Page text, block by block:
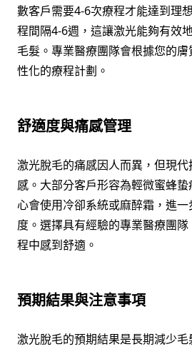
數客戶需要4-6次療程才能達到理
程間隔4-6週，這讓激光能夠有效
毛髮。專業醫療團隊會根據您的
性化的療程計劃。
舒適度與痛感管理
激光脫毛的痛感因人而異，但現
感。大部分客戶形容為輕微蜜蜂
心會使用冷卻系統或麻醉霜，進
度。選擇具有經驗的專業醫療團
程中感到舒適。
預期結果與注意事項
激光脫毛的預期結果是長期減少